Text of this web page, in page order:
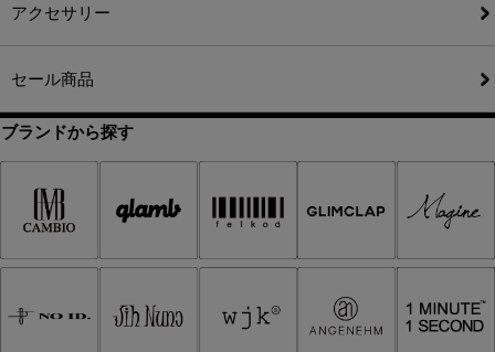
アクセサリー
セール商品
ブランドから探す